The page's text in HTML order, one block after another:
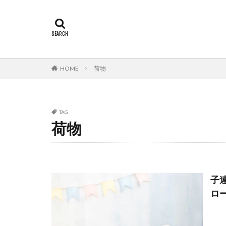
HOME 荷物
TAG
荷物
子
ロ